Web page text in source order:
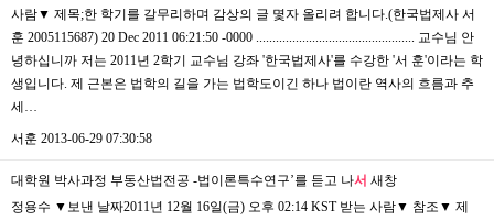
사람▼ 제목;한 학기를 갈무리하며 감상의 글 몇자 올리려 합니다.(한국법제사 서
훈 2005115687) 20 Dec 2011 06:21:50 -0000 ................................................ 교수님 안
녕하십니까 저는 2011년 2학기 교수님 강좌 '한국법제사'를 수강한 '서 훈'이라는 학
생입니다. 제 근본은 법학의 길을 가는 법학도이긴 하나 법이란 역사의 흐름과 추
세…
서훈 2013-06-29 07:30:58
대학원 박사과정 부동산법전공 -법이론특수연구’를 듣고 나서 새창
정용수 ▼보낸 날짜2011년 12월 16일(금) 오후 02:14 KST 받는 사람▼ 참조▼ 제